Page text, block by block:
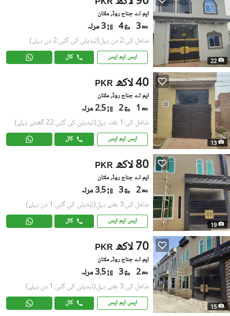
22
ایم اے جناح روڈ, ملتان
3
4 3 مرلہ
شامل کی:2 دن پہل (تبدیلی کی گئی:2 دن پہلے)
ایس ایم ایس کال
13
PKR 40 لاکھ
ایم اے جناح روڈ, ملتان
1
2 2.5 مرلہ
شامل کی:1 ہفتہ پہل (تبدیلی کی گئی:22 گھنٹے پہلے)
ایس ایم ایس کال
19
PKR 80 لاکھ
ایم اے جناح روڈ, ملتان
2
3 3.5 مرلہ
شامل کی:3 ہفتے پہل (تبدیلی کی گئی:1 دن پہلے)
ایس ایم ایس کال
15
PKR 70 لاکھ
ایم اے جناح روڈ, ملتان
2
3 3.5 مرلہ
شامل کی:3 ہفتے پہل (تبدیلی کی گئی:1 دن پہلے)
ایس ایم ایس کال